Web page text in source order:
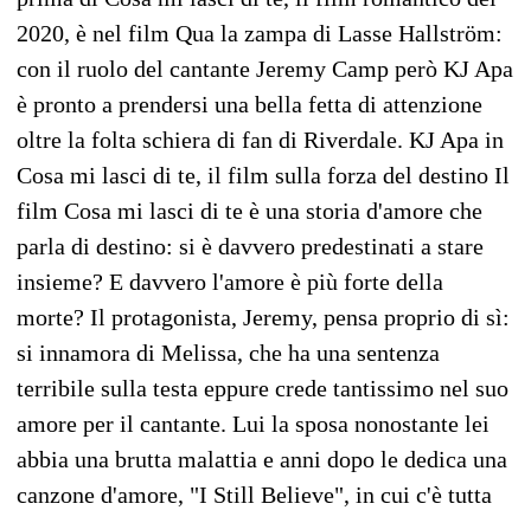
2020, è nel film Qua la zampa di Lasse Hallström:
con il ruolo del cantante Jeremy Camp però KJ Apa
è pronto a prendersi una bella fetta di attenzione
oltre la folta schiera di fan di Riverdale. KJ Apa in
Cosa mi lasci di te, il film sulla forza del destino Il
film Cosa mi lasci di te è una storia d'amore che
parla di destino: si è davvero predestinati a stare
insieme? E davvero l'amore è più forte della
morte? Il protagonista, Jeremy, pensa proprio di sì:
si innamora di Melissa, che ha una sentenza
terribile sulla testa eppure crede tantissimo nel suo
amore per il cantante. Lui la sposa nonostante lei
abbia una brutta malattia e anni dopo le dedica una
canzone d'amore, "I Still Believe", in cui c'è tutta